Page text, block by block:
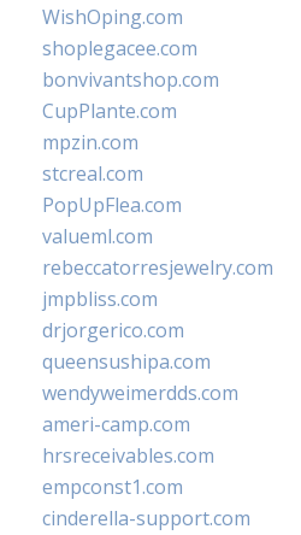
WishOping.com
shoplegacee.com
bonvivantshop.com
CupPlante.com
mpzin.com
stcreal.com
PopUpFlea.com
valueml.com
rebeccatorresjewelry.com
jmpbliss.com
drjorgerico.com
queensushipa.com
wendyweimerdds.com
ameri-camp.com
hrsreceivables.com
empconst1.com
cinderella-support.com